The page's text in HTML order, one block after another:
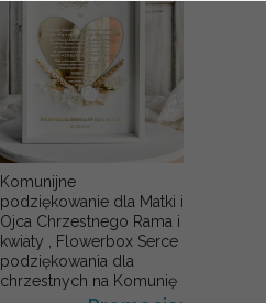
Komunijne
podziękowanie dla Matki i
Ojca Chrzestnego Rama i
kwiaty , Flowerbox Serce
podziękowania dla
chrzestnych na Komunię